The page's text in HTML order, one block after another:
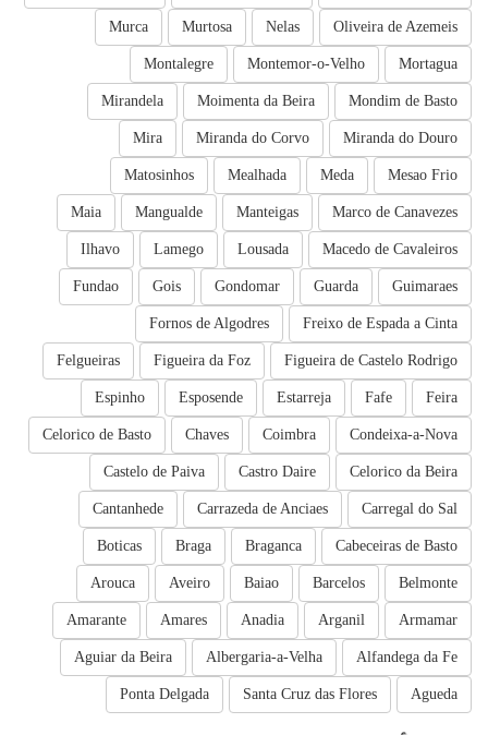
Oliveira de Azemeis
Nelas
Murtosa
Murca
Mortagua
Montemor-o-Velho
Montalegre
Mondim de Basto
Moimenta da Beira
Mirandela
Miranda do Douro
Miranda do Corvo
Mira
Mesao Frio
Meda
Mealhada
Matosinhos
Marco de Canavezes
Manteigas
Mangualde
Maia
Macedo de Cavaleiros
Lousada
Lamego
Ilhavo
Guimaraes
Guarda
Gondomar
Gois
Fundao
Freixo de Espada a Cinta
Fornos de Algodres
Figueira de Castelo Rodrigo
Figueira da Foz
Felgueiras
Feira
Fafe
Estarreja
Esposende
Espinho
Condeixa-a-Nova
Coimbra
Chaves
Celorico de Basto
Celorico da Beira
Castro Daire
Castelo de Paiva
Carregal do Sal
Carrazeda de Anciaes
Cantanhede
Cabeceiras de Basto
Braganca
Braga
Boticas
Belmonte
Barcelos
Baiao
Aveiro
Arouca
Armamar
Arganil
Anadia
Amares
Amarante
Alfandega da Fe
Albergaria-a-Velha
Aguiar da Beira
Agueda
Santa Cruz das Flores
Ponta Delgada